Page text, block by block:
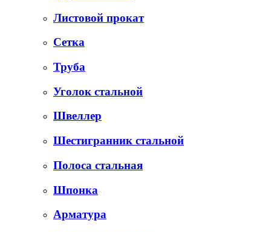
Листовой прокат
Сетка
Труба
Уголок стальной
Швеллер
Шестигранник стальной
Полоса стальная
Шпонка
Арматура